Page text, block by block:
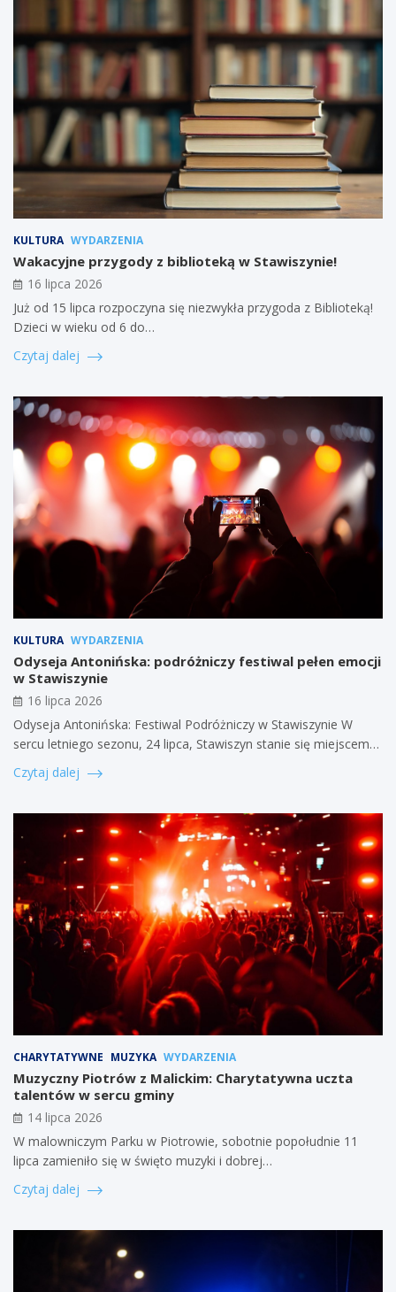
KULTURA WYDARZENIA
Wakacyjne przygody z biblioteką w Stawiszynie!
16 lipca 2026
Już od 15 lipca rozpoczyna się niezwykła przygoda z Biblioteką!
Dzieci w wieku od 6 do…
Czytaj dalej
KULTURA WYDARZENIA
Odyseja Antonińska: podróżniczy festiwal pełen emocji
w Stawiszynie
16 lipca 2026
Odyseja Antonińska: Festiwal Podróżniczy w Stawiszynie W
sercu letniego sezonu, 24 lipca, Stawiszyn stanie się miejscem…
Czytaj dalej
CHARYTATYWNE MUZYKA WYDARZENIA
Muzyczny Piotrów z Malickim: Charytatywna uczta
talentów w sercu gminy
14 lipca 2026
W malowniczym Parku w Piotrowie, sobotnie popołudnie 11
lipca zamieniło się w święto muzyki i dobrej…
Czytaj dalej